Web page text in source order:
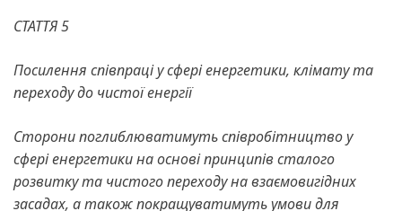
СТАТТЯ 5
Посилення співпраці у сфері енергетики, клімату та
переходу до чистої енергії
Сторони поглиблюватимуть співробітництво у
сфері енергетики на основі принципів сталого
розвитку та чистого переходу на взаємовигідних
засадах, а також покращуватимуть умови для